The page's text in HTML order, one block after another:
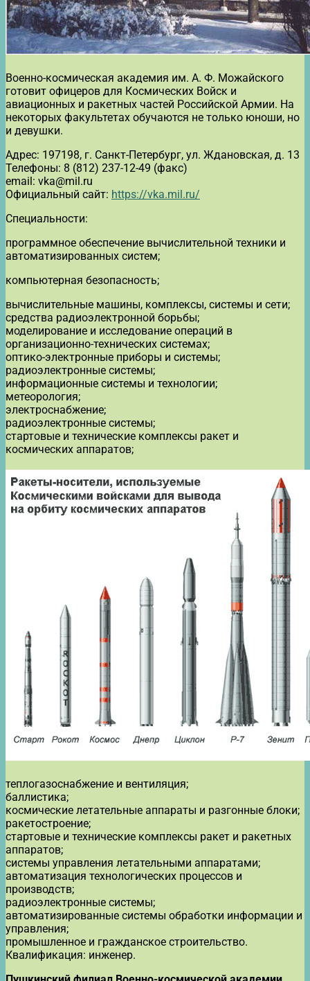
Военно-космическая академия им. А. Ф. Можайского
готовит офицеров для Космических Войск и
авиационных и ракетных частей Российской Армии. На
некоторых факультетах обучаются не только юноши, но
и девушки.
Адрес: 197198, г. Санкт-Петербург, ул. Ждановская, д. 13
Телефоны: 8 (812) 237-12-49 (факс)
email: vka@mil.ru
Официальный сайт: https://vka.mil.ru/
Специальности:
программное обеспечение вычислительной техники и
автоматизированных систем;
компьютерная безопасность;
вычислительные машины, комплексы, системы и сети;
средства радиоэлектронной борьбы;
моделирование и исследование операций в
организационно-технических системах;
оптико-электронные приборы и системы;
радиоэлектронные системы;
информационные системы и технологии;
метеорология;
электроснабжение;
радиоэлектронные системы;
стартовые и технические комплексы ракет и
космических аппаратов;
теплогазоснабжение и вентиляция;
баллистика;
космические летательные аппараты и разгонные блоки;
ракетостроение;
стартовые и технические комплексы ракет и ракетных
аппаратов;
системы управления летательными аппаратами;
автоматизация технологических процессов и
производств;
радиоэлектронные системы;
автоматизированные системы обработки информации и
управления;
промышленное и гражданское строительство.
Квалификация: инженер.